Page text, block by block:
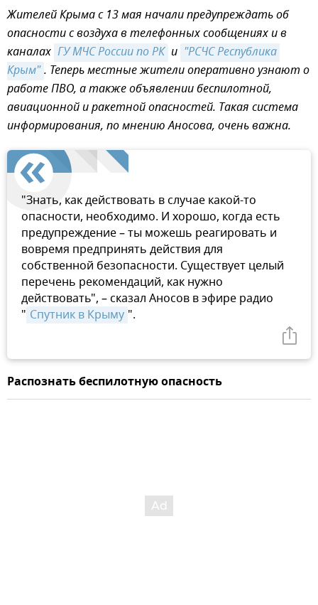
Жителей Крыма с 13 мая начали предупреждать об
опасности с воздуха в телефонных сообщениях и в
каналах ГУ МЧС России по РК и "РСЧС Республика
Крым". Теперь местные жители оперативно узнают о
работе ПВО, а также объявлении беспилотной,
авиационной и ракетной опасностей. Такая система
информирования, по мнению Аносова, очень важна.
"Знать, как действовать в случае какой-то
опасности, необходимо. И хорошо, когда есть
предупреждение – ты можешь реагировать и
вовремя предпринять действия для
собственной безопасности. Существует целый
перечень рекомендаций, как нужно
действовать", – сказал Аносов в эфире радио
" Спутник в Крыму ".
Распознать беспилотную опасность